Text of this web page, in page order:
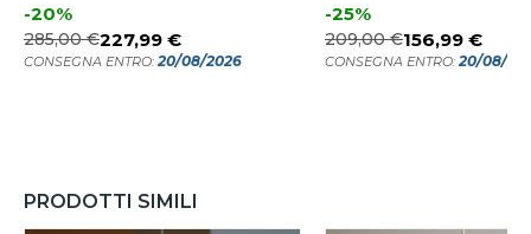
-20%
285,00 €227,99 €
CONSEGNA ENTRO: 20/08/2026
-25%
209,00 €156,99 €
CONSEGNA ENTRO: 20/08/
PRODOTTI SIMILI